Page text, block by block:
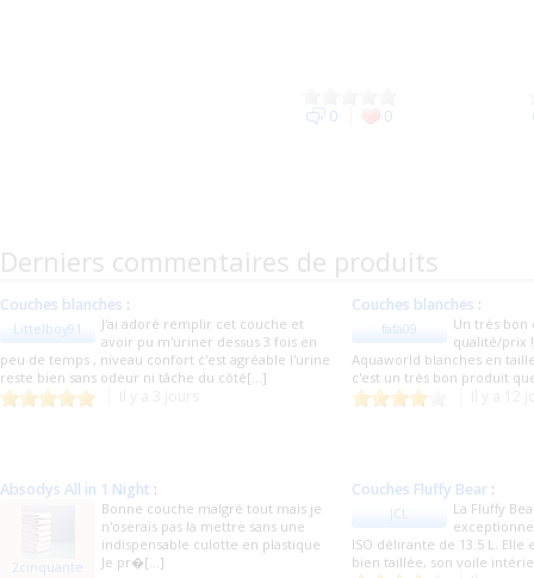
0 0
Derniers commentaires de produits
Couches blanches :
Littelboy91
J'ai adoré remplir cet couche et
avoir pu m'uriner dessus 3 fois en
peu de temps , niveau confort c'est agréable l'urine
reste bien sans odeur ni tâche du côté[...]
Couches blanches :
fafa09
Un très
qualité/prix
Aquaworld blanches en
c'est un très bon produit
Absodys All in 1 Night :
2cinquante
Bonne couche malgré tout mais je
n'oserais pas la mettre sans une
indispensable culotte en plastique
Je pr�[...]
Couches Fluffy Bear :
JCL
La Fluffy
ISO délirante de 13.5 L.
bien taillée, son voile